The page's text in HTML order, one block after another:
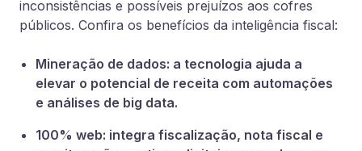
inconsistências e possíveis prejuízos aos cofres
públicos. Confira os benefícios da inteligência fiscal:
Mineração de dados: a tecnologia ajuda a
elevar o potencial de receita com automações
e análises de big data.
100% web: integra fiscalização, nota fiscal e